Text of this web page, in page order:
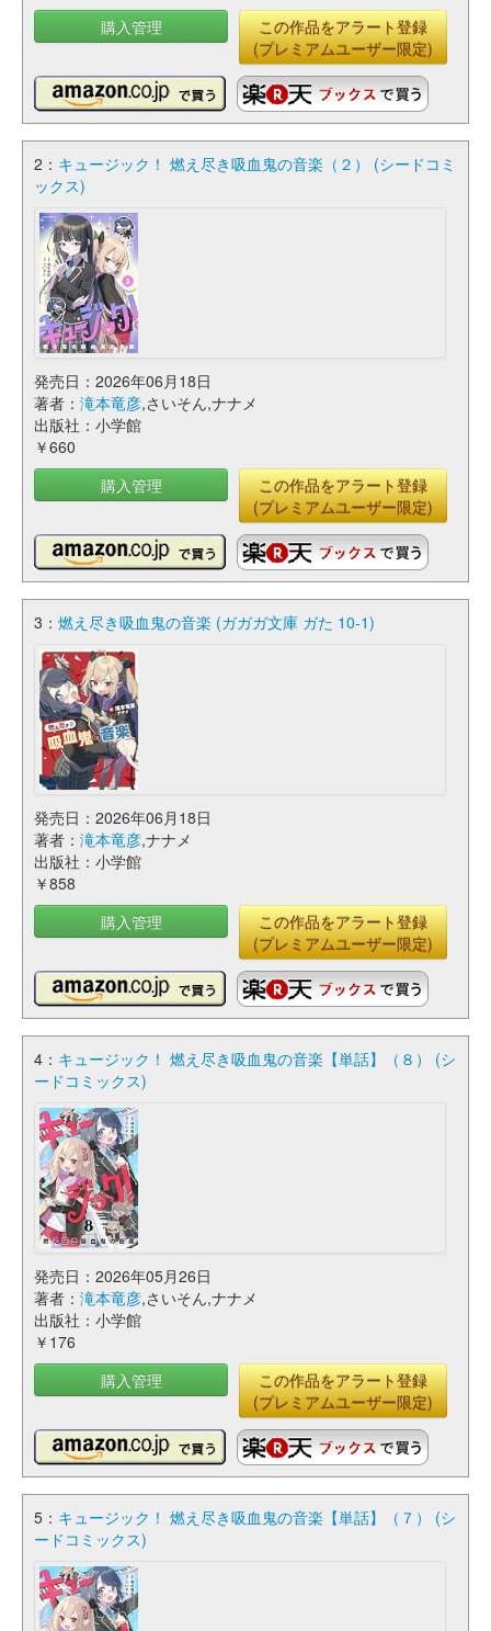
購入管理
この作品をアラート登録
(プレミアムユーザー限定)
2： キュージック！ 燃え尽き吸血鬼の音楽（２） (シードコミ
ックス)
発売日：2026年06月18日
著者： 滝本竜彦,さいそん,ナナメ
出版社：小学館
￥660
購入管理
この作品をアラート登録
(プレミアムユーザー限定)
3： 燃え尽き吸血鬼の音楽 (ガガガ文庫 ガた 10-1)
発売日：2026年06月18日
著者： 滝本竜彦,ナナメ
出版社：小学館
￥858
購入管理
この作品をアラート登録
(プレミアムユーザー限定)
4： キュージック！ 燃え尽き吸血鬼の音楽【単話】（８） (シ
ードコミックス)
発売日：2026年05月26日
著者： 滝本竜彦,さいそん,ナナメ
出版社：小学館
￥176
購入管理
この作品をアラート登録
(プレミアムユーザー限定)
5： キュージック！ 燃え尽き吸血鬼の音楽【単話】（７） (シ
ードコミックス)